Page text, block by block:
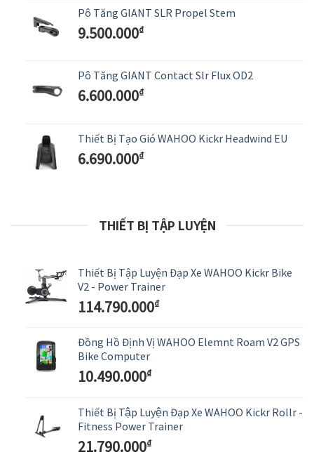
Pô Tăng GIANT SLR Propel Stem
9.500.000₫
Pô Tăng GIANT Contact Slr Flux OD2
6.600.000₫
Thiết Bị Tạo Gió WAHOO Kickr Headwind EU
6.690.000₫
THIẾT BỊ TẬP LUYỆN
Thiết Bị Tập Luyện Đạp Xe WAHOO Kickr Bike
V2 - Power Trainer
114.790.000₫
Đồng Hồ Định Vị WAHOO Elemnt Roam V2 GPS
Bike Computer
10.490.000₫
Thiết Bị Tập Luyện Đạp Xe WAHOO Kickr Rollr -
Fitness Power Trainer
21.790.000₫